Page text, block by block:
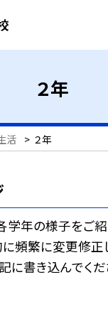
２年
活 > ２年
年の様子をご紹
に頻繁に変更修正
書き込んでくだ